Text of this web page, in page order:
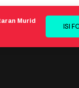
Murid
ISI